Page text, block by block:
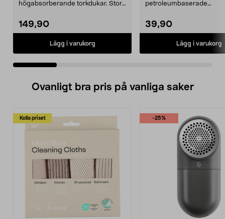
högabsorberande torkdukar. Stora
149,90
Lägg i varukorg
petroleumbaserade
39,90
Lägg i varukorg
Ovanligt bra pris på vanliga saker
Kolla priset -25%